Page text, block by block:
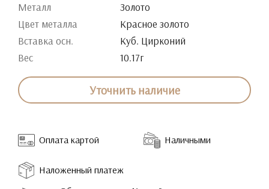
Металл
Золото
Цвет металла
Красное золото
Вставка осн.
Куб. Цирконий
Вес
10.17г
Уточнить наличие
Оплата картой Наличными
Наложенный платеж